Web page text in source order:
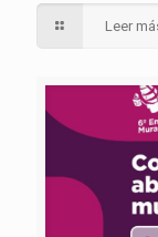
Leer